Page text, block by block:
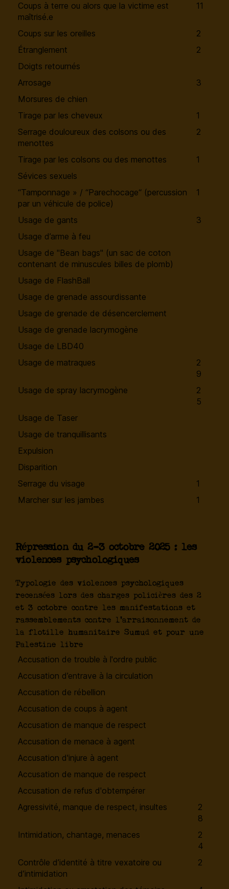
Coups à terre ou alors que la victime est
maîtrisé.e
11
Coups sur les oreilles
2
Étranglement
2
Doigts retournés
Arrosage
3
Morsures de chien
Tirage par les cheveux
1
Serrage douloureux des colsons ou des
menottes
2
Tirage par les colsons ou des menottes
1
Sévices sexuels
“Tamponnage » / “Parechocage“ (percussion
par un véhicule de police)
1
Usage de gants
3
Usage d’arme à feu
Usage de "Bean bags" (un sac de coton
contenant de minuscules billes de plomb)
Usage de FlashBall
Usage de grenade assourdissante
Usage de grenade de désencerclement
Usage de grenade lacrymogène
Usage de LBD40
Usage de matraques
2
9
Usage de spray lacrymogène
2
5
Usage de Taser
Usage de tranquillisants
Expulsion
Disparition
Serrage du visage
1
Marcher sur les jambes
1
Répression du 2-3 octobre 2025 : les
violences psychologiques
Typologie des violences psychologiques
recensées lors des charges policières des 2
et 3 octobre contre les manifestations et
rassemblements contre l'arraisonnement de
la flotille humanitaire Sumud et pour une
Palestine libre
Accusation de trouble à l'ordre public
Accusation d’entrave à la circulation
Accusation de rébellion
Accusation de coups à agent
Accusation de manque de respect
Accusation de menace à agent
Accusation d'injure à agent
Accusation de manque de respect
Accusation de refus d'obtempérer
Agressivité, manque de respect, insultes
2
8
Intimidation, chantage, menaces
2
4
Contrôle d’identité à titre vexatoire ou
d’intimidation
2